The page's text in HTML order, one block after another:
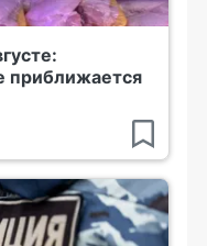
приближается